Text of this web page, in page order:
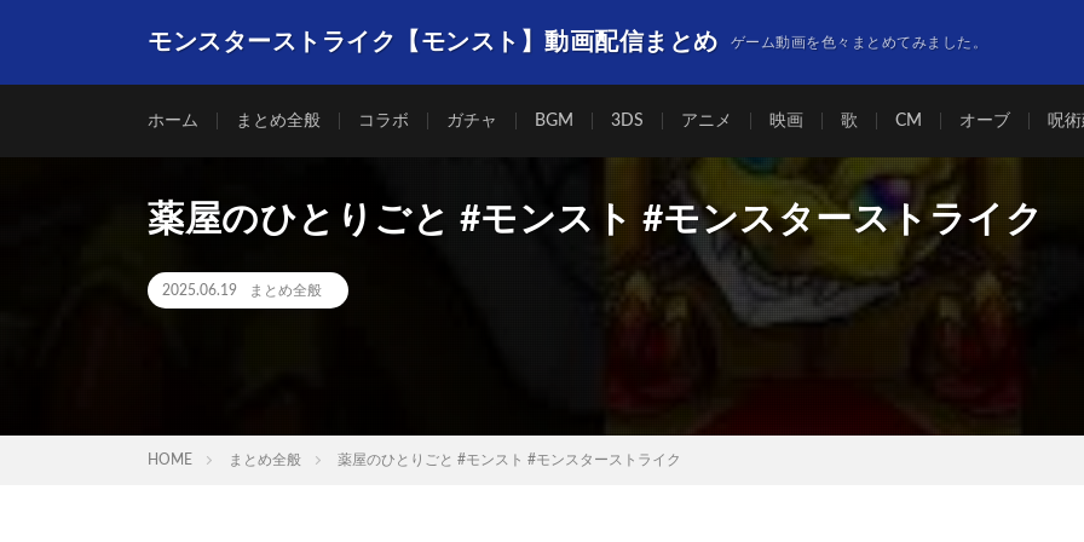
モンスターストライク【モンスト】動画配信まとめ ゲーム動画を色々まとめてみました。
ホーム まとめ全般 コラボ ガチャ BGM 3DS アニメ 映画 歌 CM オーブ 呪
薬屋のひとりごと #モンスト #モンスターストライク
2025.06.19 まとめ全般
HOME まとめ全般 薬屋のひとりごと #モンスト #モンスターストライク